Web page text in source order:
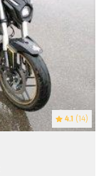
4.1 (14)